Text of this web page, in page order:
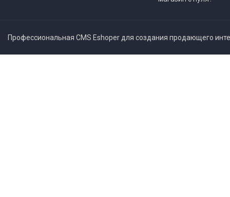
Профессиональная CMS Eshoper для создания продающего